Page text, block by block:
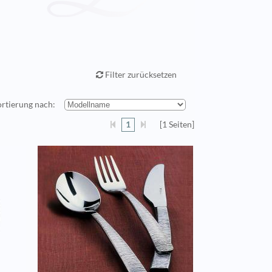
Filter zurücksetzen
nach:
1 [1 Seiten]